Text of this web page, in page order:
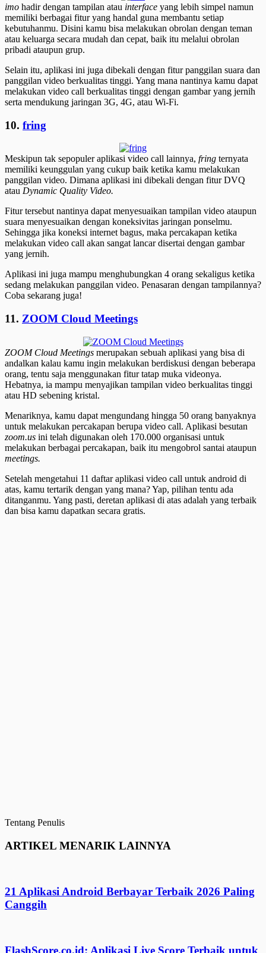
imo hadir dengan tampilan atau interface yang lebih simpel namun
memiliki berbagai fitur yang handal guna membantu setiap
kebutuhanmu. Disini kamu bisa melakukan obrolan dengan teman
atau keluarga secara mudah dan cepat, baik itu melalui obrolan
pribadi ataupun grup.
Selain itu, aplikasi ini juga dibekali dengan fitur panggilan suara dan
panggilan video berkualitas tinggi. Yang mana nantinya kamu dapat
melakukan video call berkualitas tinggi dengan gambar yang jernih
serta mendukung jaringan 3G, 4G, atau Wi-Fi.
10. fring
Meskipun tak sepopuler aplikasi video call lainnya, fring ternyata
memiliki keunggulan yang cukup baik ketika kamu melakukan
panggilan video. Dimana aplikasi ini dibekali dengan fitur DVQ
atau Dynamic Quality Video.
Fitur tersebut nantinya dapat menyesuaikan tampilan video ataupun
suara menyesuaikan dengan koneksivitas jaringan ponselmu.
Sehingga jika koneksi internet bagus, maka percakapan ketika
melakukan video call akan sangat lancar disertai dengan gambar
yang jernih.
Aplikasi ini juga mampu menghubungkan 4 orang sekaligus ketika
sedang melakukan panggilan video. Penasaran dengan tampilannya?
Coba sekarang juga!
11. ZOOM Cloud Meetings
ZOOM Cloud Meetings merupakan sebuah aplikasi yang bisa di
andalkan kalau kamu ingin melakukan berdiskusi dengan beberapa
orang, tentu saja menggunakan fitur tatap muka videonya.
Hebatnya, ia mampu menyajikan tampilan video berkualitas tinggi
atau HD sebening kristal.
Menariknya, kamu dapat mengundang hingga 50 orang banyaknya
untuk melakukan percakapan berupa video call. Aplikasi besutan
zoom.us ini telah digunakan oleh 170.000 organisasi untuk
melakukan berbagai percakapan, baik itu mengobrol santai ataupun
meetings.
Setelah mengetahui 11 daftar aplikasi video call untuk android di
atas, kamu tertarik dengan yang mana? Yap, pilihan tentu ada
ditanganmu. Yang pasti, deretan aplikasi di atas adalah yang terbaik
dan bisa kamu dapatkan secara gratis.
Tentang Penulis
ARTIKEL MENARIK LAINNYA
21 Aplikasi Android Berbayar Terbaik 2026 Paling
Canggih